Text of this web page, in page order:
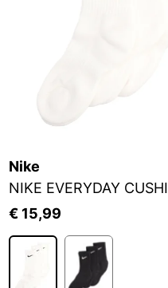
Nike
NIKE EVERYDAY
€ 15,99